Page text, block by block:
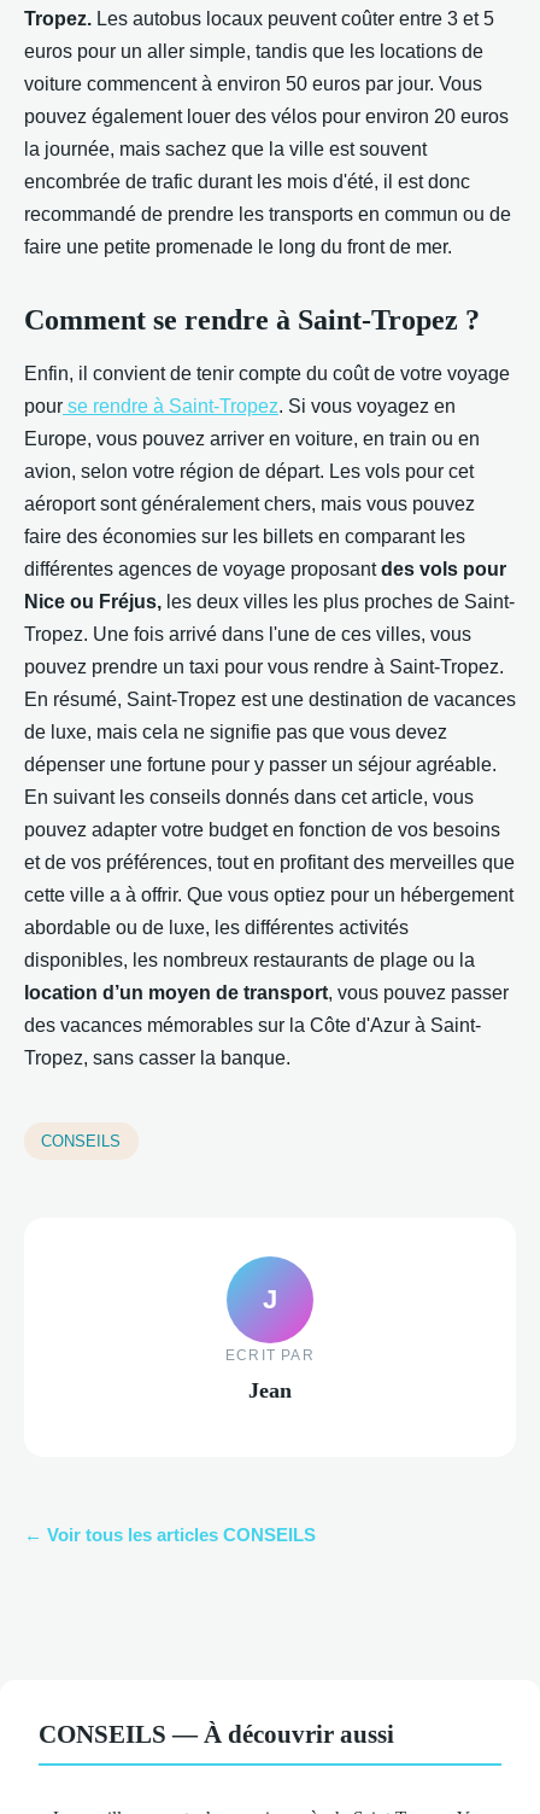
Tropez. Les autobus locaux peuvent coûter entre 3 et 5
euros pour un aller simple, tandis que les locations de
voiture commencent à environ 50 euros par jour. Vous
pouvez également louer des vélos pour environ 20 euros
la journée, mais sachez que la ville est souvent
encombrée de trafic durant les mois d'été, il est donc
recommandé de prendre les transports en commun ou de
faire une petite promenade le long du front de mer.
Comment se rendre à Saint-Tropez ?
Enfin, il convient de tenir compte du coût de votre voyage
pour se rendre à Saint-Tropez. Si vous voyagez en
Europe, vous pouvez arriver en voiture, en train ou en
avion, selon votre région de départ. Les vols pour cet
aéroport sont généralement chers, mais vous pouvez
faire des économies sur les billets en comparant les
différentes agences de voyage proposantdes vols pour
Nice ou Fréjus, les deux villes les plus proches de Saint-
Tropez. Une fois arrivé dans l'une de ces villes, vous
pouvez prendre un taxi pour vous rendre à Saint-Tropez.
En résumé, Saint-Tropez est une destination de vacances
de luxe, mais cela ne signifie pas que vous devez
dépenser une fortune pour y passer un séjour agréable.
En suivant les conseils donnés dans cet article, vous
pouvez adapter votre budget en fonction de vos besoins
et de vos préférences, tout en profitant des merveilles que
cette ville a à offrir. Que vous optiez pour un hébergement
abordable ou de luxe, les différentes activités
disponibles, les nombreux restaurants de plage ou la
location d’un moyen de transport, vous pouvez passer
des vacances mémorables sur la Côte d'Azur à Saint-
Tropez, sans casser la banque.
CONSEILS
J
ECRIT PAR
Jean
← Voir tous les articles CONSEILS
CONSEILS — À découvrir aussi